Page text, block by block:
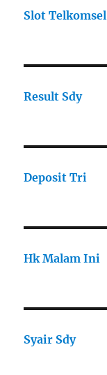
Slot Telkomsel
Result Sdy
Deposit Tri
Hk Malam Ini
Syair Sdy